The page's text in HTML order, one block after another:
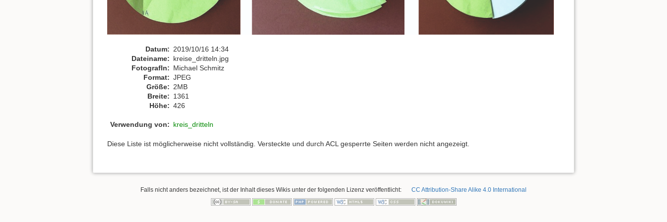
Datum: 2019/10/16 14:34
Dateiname: kreise_dritteln.jpg
FotografIn: Michael Schmitz
Format: JPEG
Größe: 2MB
Breite: 1361
Höhe: 426
Verwendung von: kreis_dritteln
Diese Liste ist möglicherweise nicht vollständig. Versteckte und durch ACL gesperrte Seiten werden nicht angezeigt.
Falls nicht anders bezeichnet, ist der Inhalt dieses Wikis unter der folgenden Lizenz veröffentlicht: CC Attribution-Share Alike 4.0 International